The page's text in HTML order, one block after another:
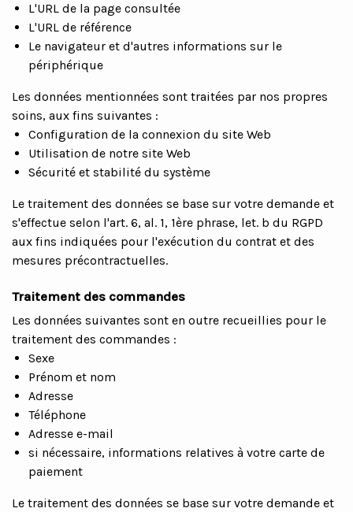
L'URL de la page consultée
L'URL de référence
Le navigateur et d'autres informations sur le
périphérique
Les données mentionnées sont traitées par nos propres
soins, aux fins suivantes :
Configuration de la connexion du site Web
Utilisation de notre site Web
Sécurité et stabilité du système
Le traitement des données se base sur votre demande et
s'effectue selon l'art. 6, al. 1, 1ère phrase, let. b du RGPD
aux fins indiquées pour l'exécution du contrat et des
mesures précontractuelles.
Traitement des commandes
Les données suivantes sont en outre recueillies pour le
traitement des commandes :
Sexe
Prénom et nom
Adresse
Téléphone
Adresse e-mail
si nécessaire, informations relatives à votre carte de
paiement
Le traitement des données se base sur votre demande et